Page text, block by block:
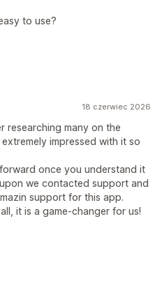
to use?
18 czerwiec 2026
researching many on the
impressed with it so
once you understand it
we contacted support and
support for this app.
it is a game-changer for us!